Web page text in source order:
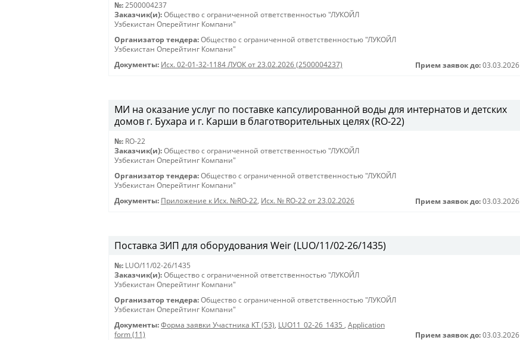
№: 2500004237
Заказчик(и): Общество с ограниченной ответственностью "ЛУКОЙЛ
Узбекистан Оперейтинг Компани"
Организатор тендера: Общество с ограниченной ответственностью "ЛУКОЙЛ
Узбекистан Оперейтинг Компани"
Документы: Исх. 02-01-32-1184 ЛУОК от 23.02.2026 (2500004237) Прием заявок до: 03.03.2026
МИ на оказание услуг по поставке капсулированной воды для интернатов и детских
домов г. Бухара и г. Карши в благотворительных целях (RO-22)
№: RO-22
Заказчик(и): Общество с ограниченной ответственностью "ЛУКОЙЛ
Узбекистан Оперейтинг Компани"
Организатор тендера: Общество с ограниченной ответственностью "ЛУКОЙЛ
Узбекистан Оперейтинг Компани"
Документы: Приложение к Исх. №RO-22, Исх. № RO-22 от 23.02.2026 Прием заявок до: 03.03.2026
Поставка ЗИП для оборудования Weir (LUO/11/02-26/1435)
№: LUO/11/02-26/1435
Заказчик(и): Общество с ограниченной ответственностью "ЛУКОЙЛ
Узбекистан Оперейтинг Компани"
Организатор тендера: Общество с ограниченной ответственностью "ЛУКОЙЛ
Узбекистан Оперейтинг Компани"
Документы: Форма заявки Участника КТ (53), LUO11_02-26_1435 , Application
form (11)
Прием заявок до: 03.03.2026